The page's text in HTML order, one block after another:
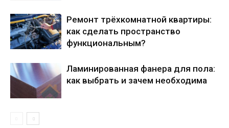
Ремонт трёхкомнатной квартиры:
как сделать пространство
функциональным?
Ламинированная фанера для пола:
как выбрать и зачем необходима